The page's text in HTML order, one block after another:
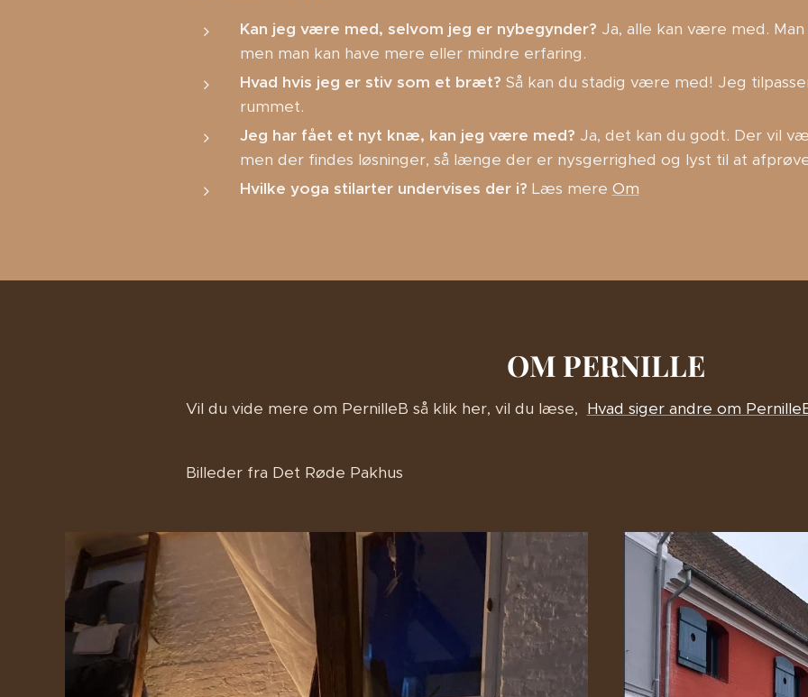
Kan jeg være med, selvom jeg er nybegynder? Ja, alle kan være med.
men man kan have mere eller mindre erfaring.
Hvad hvis jeg er stiv som et bræt? Så kan du stadig være med! Jeg
rummet.
Jeg har fået et nyt knæ, kan jeg være med? Ja, det kan du godt. Der vil
men der findes løsninger, så længe der er nysgerrighed og lyst til at
Hvilke yoga stilarter undervises der i? Læs mere Om
OM PERNILLE
Vil du vide mere om PernilleB så klik her, vil du læse, Hvad siger andre om
Billeder fra Det Røde Pakhus